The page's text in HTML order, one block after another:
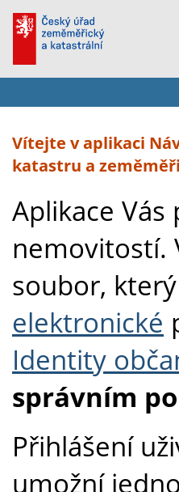
Vítejte v aplikaci
katastru a
Aplikace
nemovitostí.
soubor,
elektronické
Identity
správním
Přihlášení
umožní